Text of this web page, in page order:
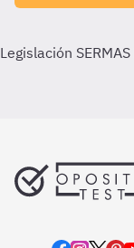
Legislación SERMAS